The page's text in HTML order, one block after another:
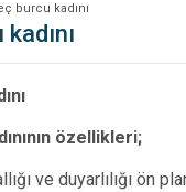
burcu kadını
özellikleri;
ve duyarlılığı ön